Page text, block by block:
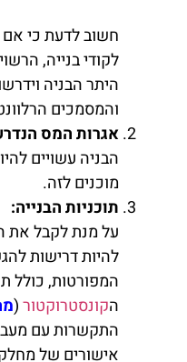
חשוב לדעת כי
לקודי בנייה,
היתר הבניה
והמסמכים
אגרות המס
הבניה עשויים
מוכנים לזה.
תוכניות הבנייה:
על מנת לקבל את
להיות דרישות
המפורטות, כולל
הקונסטרוקטור(
התקשרות עם
אישורים של